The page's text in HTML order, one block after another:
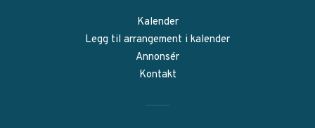
Kalender
Legg til arrangement i kalender
Annonsér
Kontakt